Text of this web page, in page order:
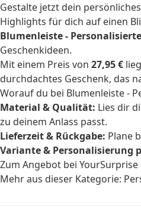
Gestalte jetzt dein
Highlights für dich auf einen
Blumenleiste -
Geschenkideen.
Mit einem Preis von 27,95 €
durchdachtes Geschenk, das
Worauf du bei Blumenleiste -
Material & Qualität: Lies dir
zu deinem Anlass passt.
Lieferzeit & Rückgabe: Plane
Variante & Personalisierung
Zum Angebot bei YourSurprise
Mehr aus dieser Kategorie: